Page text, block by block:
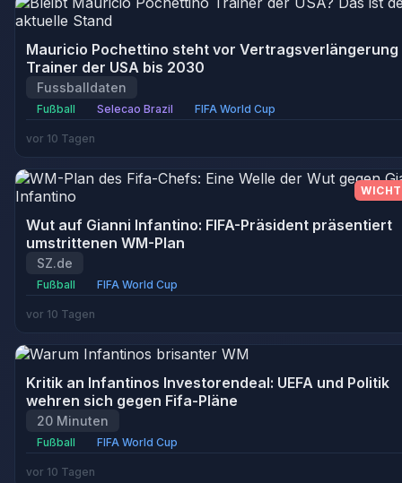
Mauricio Pochettino steht vor Vertragsverlängerung
Trainer der USA bis 2030
Fussballdaten
Fußball Selecao Brazil FIFA World Cup
vor 10 Tagen
Wut auf Gianni Infantino: FIFA-Präsident präsentiert
umstrittenen WM-Plan
SZ.de
Fußball FIFA World Cup
vor 10 Tagen
Kritik an Infantinos Investorendeal: UEFA und Politik
wehren sich gegen Fifa-Pläne
20 Minuten
Fußball FIFA World Cup
vor 10 Tagen